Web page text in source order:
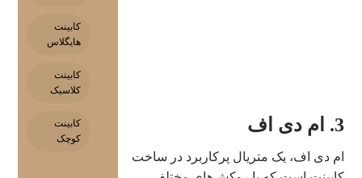
3. ام دی اف
ام دی اف، یک متریال پرکاربرد در ساخت
کابینت
هایگلاس
کابینت
کلاسیک
کابینت
کوچک